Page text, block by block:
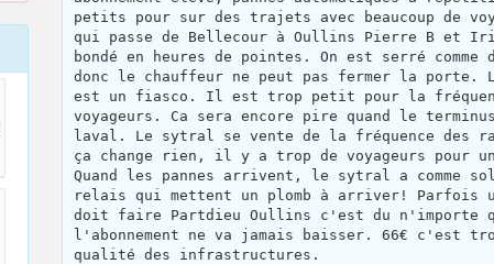
petits pour sur des trajets avec beaucoup de
qui passe de Bellecour à Oullins Pierre B et
bondé en heures de pointes. On est serré comme
donc le chauffeur ne peut pas fermer la porte.
est un fiasco. Il est trop petit pour la
voyageurs. Ca sera encore pire quand le
laval. Le sytral se vente de la fréquence des
ça change rien, il y a trop de voyageurs pour
Quand les pannes arrivent, le sytral a comme
relais qui mettent un plomb à arriver! Parfois
doit faire Partdieu Oullins c'est du n'importe
l'abonnement ne va jamais baisser. 66€ c'est
qualité des infrastructures.